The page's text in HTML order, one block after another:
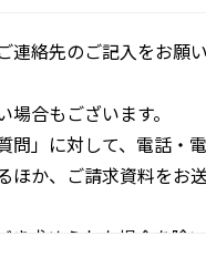
連絡先のご記入をお願い
合もございます。
問」に対して、電話・電
ほか、ご請求資料をお送
求められた場合を除い